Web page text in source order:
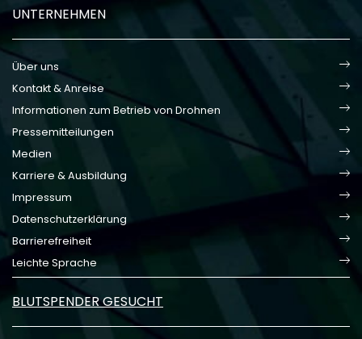
UNTERNEHMEN
Über uns
Kontakt & Anreise
Informationen zum Betrieb von Drohnen
Pressemitteilungen
Medien
Karriere & Ausbildung
Impressum
Datenschutzerklärung
Barrierefreiheit
Leichte Sprache
BLUTSPENDER GESUCHT